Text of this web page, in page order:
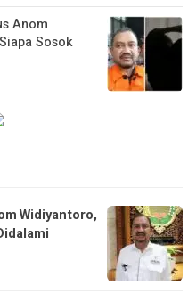
Anom
Sosok
Widiyantoro,